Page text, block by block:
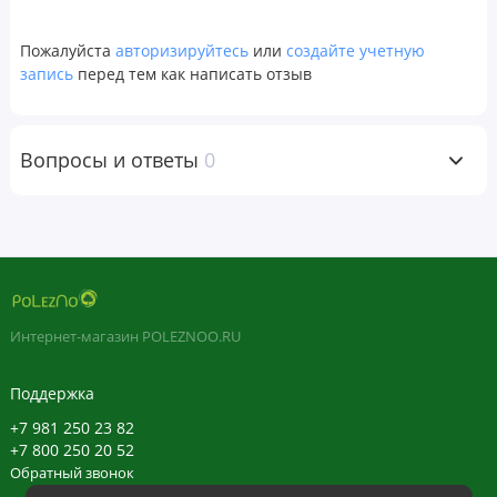
повреждена. Рекомендуется хранить при контролируемой
Со временем происходит усадка содержимого упаковки.
мерная ложка (3,5
109
нормы
Пожалуйста авторизируйтесь или создайте учетную
запись перед тем как написать отзыв
Вопросы и ответы 0
Интернет-магазин POLEZNOO.RU
Поддержка
+7 981 250 23 82
+7 800 250 20 52
Обратный звонок